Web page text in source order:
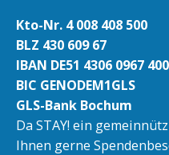
Kto-Nr. 4 008 408 500
BLZ 430 609 67
IBAN DE51 4306 0967
BIC GENODEM1GLS
GLS-Bank Bochum
Da STAY! ein
Ihnen gerne